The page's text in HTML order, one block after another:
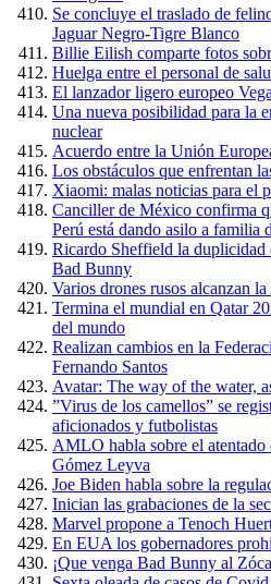
Se concluye el traslado de
Jaguar Negro-Tigre Blanco
Billie Eilish comparte fotos
Huelga entre el personal de
El lanzador ligero europeo
Una nueva posibilidad para la
nuclear
Acuerdo entre la Unión
Los obstáculos que enfrentan
Xiaomi: malas noticias para el
Canciller de México confirma
Perú está dando asilo a familia
Ricardo Sheffield la duplicidad
Bad Bunny
Varios drones rusos alcanzan
Termina el mundial en Qatar
del mundo
Realizan cambios en la
Fernando Santos
Avatar: The way of the water,
”Virus de los camellos” se
aficionados y futbolistas
AMLO habla sobre el
Gómez Leyva
Joe Biden habla sobre la
Inician las grabaciones de la
Marvel propone a Tenoch
En EUA los gobernadores
¡Que venga Bad Bunny al